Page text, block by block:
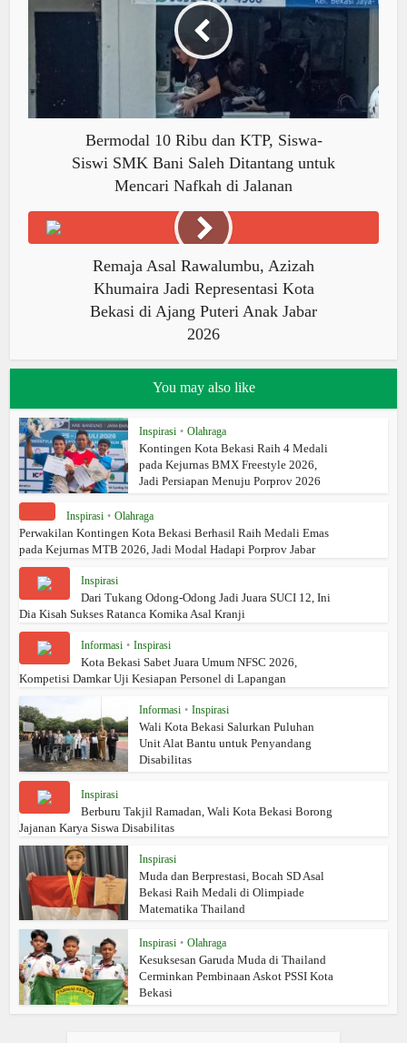
Bermodal 10 Ribu dan KTP, Siswa-
Siswi SMK Bani Saleh Ditantang untuk
Mencari Nafkah di Jalanan
Remaja Asal Rawalumbu, Azizah
Khumaira Jadi Representasi Kota
Bekasi di Ajang Puteri Anak Jabar
2026
You may also like
Inspirasi • Olahraga
Kontingen Kota Bekasi Raih 4 Medali
pada Kejurnas BMX Freestyle 2026,
Jadi Persiapan Menuju Porprov 2026
Inspirasi • Olahraga
Perwakilan Kontingen Kota Bekasi Berhasil Raih Medali Emas
pada Kejurnas MTB 2026, Jadi Modal Hadapi Porprov Jabar
Inspirasi
Dari Tukang Odong-Odong Jadi Juara SUCI 12, Ini
Dia Kisah Sukses Ratanca Komika Asal Kranji
Informasi • Inspirasi
Kota Bekasi Sabet Juara Umum NFSC 2026,
Kompetisi Damkar Uji Kesiapan Personel di Lapangan
Informasi • Inspirasi
Wali Kota Bekasi Salurkan Puluhan
Unit Alat Bantu untuk Penyandang
Disabilitas
Inspirasi
Berburu Takjil Ramadan, Wali Kota Bekasi Borong
Jajanan Karya Siswa Disabilitas
Inspirasi
Muda dan Berprestasi, Bocah SD Asal
Bekasi Raih Medali di Olimpiade
Matematika Thailand
Inspirasi • Olahraga
Kesuksesan Garuda Muda di Thailand
Cerminkan Pembinaan Askot PSSI Kota
Bekasi